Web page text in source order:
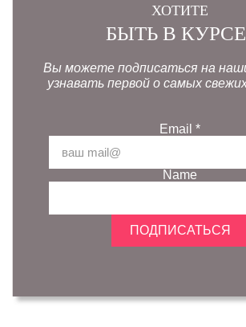
ХОТИТЕ
БЫТЬ В
Вы можете подписаться на
узнавать первой о самых
Email *
Name
ПОДПИСАТЬСЯ